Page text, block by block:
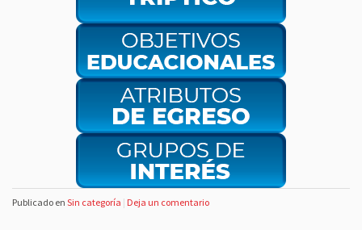
Publicado en Sin categoría | Deja un comentario